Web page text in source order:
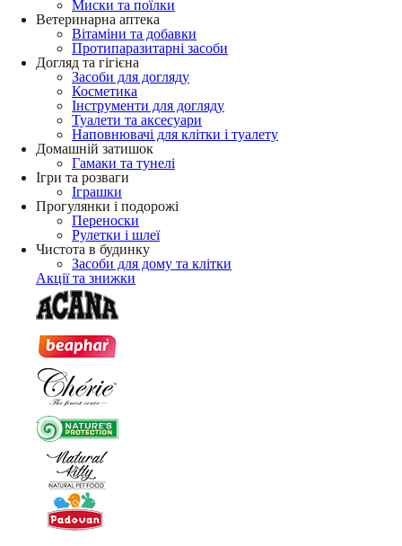
Миски та поїлки
Ветеринарна аптека
Вітаміни та добавки
Протипаразитарні засоби
Догляд та гігієна
Засоби для догляду
Косметика
Інструменти для догляду
Туалети та аксесуари
Наповнювачі для клітки і туалету
Домашній затишок
Гамаки та тунелі
Ігри та розваги
Іграшки
Прогулянки і подорожі
Переноски
Рулетки і шлеї
Чистота в будинку
Засоби для дому та клітки
Акції та знижки